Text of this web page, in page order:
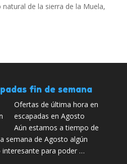
natural de la sierra de la Muela,
fin de semana
Ofertas de última hora en
escapadas en Agosto
Aún estamos a tiempo de
semana de Agosto algún
interesante para poder …